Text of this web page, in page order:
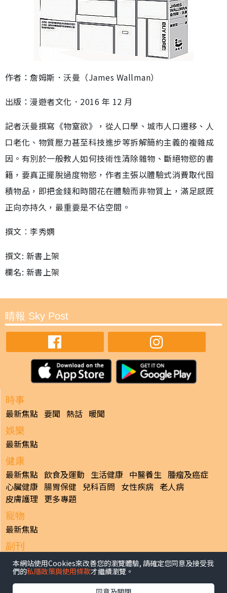
作者：詹姆斯．沃曼（James Wallman）
出版：漫遊者文化．2016 年 12 月
記者沃曼撰寫《物窒欲》，從人口學、城市人口遷移、人
口老化、物質壓力甚至科技進步等拆解簡約主義的複雜成
因。有別於一般教人如何技術性清除雜物、斷絕物慾的書
籍，要真正擺脫過度物慾，作者主張以體驗式消費取代囤
積物品，即把金錢和時間花在體驗而非物質上，滿足感既
正向亦持久，最重要是不佔空間。
撰文︰李秀嫻
撰文: 新書上架
欄名: 新書上架
晴報 Sky Post
時事
最新焦點 要聞 熱話 暖聞
娛樂
最新焦點
健康
最新焦點 飲食及運動 生活健康 中醫養生 腫瘤及癌症
心臟健康 腸胃保健 兒科百問 女性疾病 老人病
皮膚護理 更多專題
寵物
最新焦點
副刊
最新焦點
日報
中國/國際
本網站使用Cookies來改善您的瀏覽體驗, 請確定您同意及接受我
們的私隱政策與使用條款才繼續瀏覽。